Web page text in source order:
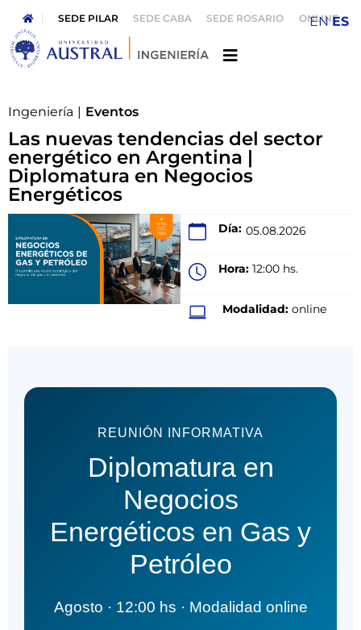
SEDE PILAR SEDE CABA SEDE ROSARIO ONLINE
Ingeniería | Eventos
Las nuevas tendencias del sector
energético en Argentina |
Diplomatura en Negocios
Energéticos
Día: 05.08.2026
Hora: 12:00 hs.
Modalidad: online
REUNIÓN INFORMATIVA
Diplomatura en
Negocios
Energéticos en Gas y
Petróleo
Agosto · 12:00 hs · Modalidad online
EN ES